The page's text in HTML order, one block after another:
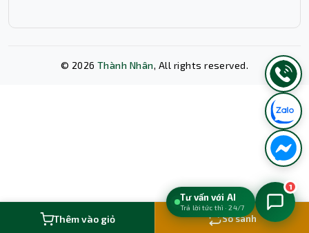
Thêm vào giỏ So sánh
© 2026 Thành Nhân, All rights reserved.
Tư vấn với AI
Trả lời tức thì · 24/7
1
Xóa ngay